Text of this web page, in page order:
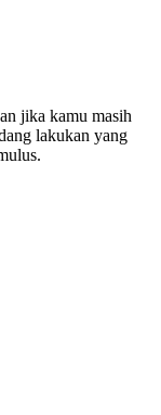
jika kamu masih
lakukan yang